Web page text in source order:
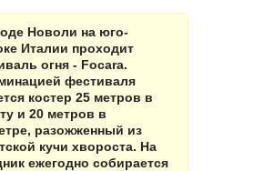
Новоли на юго-
Италии проходит
огня - Focara.
фестиваля
костер 25 метров в
и 20 метров в
разожженный из
кучи хвороста. На
ежегодно собирается